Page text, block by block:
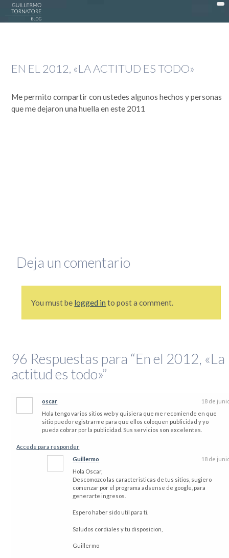
DATTATEC / DONWEB >
SEGUIME
EN EL 2012, «LA ACTITUD ES TODO»
Me permito compartir con ustedes algunos hechos y personas
que me dejaron una huella en este 2011
Deja un comentario
You must be logged in to post a comment.
96 Respuestas para “En el 2012, «La
actitud es todo»”
oscar
18 de
Hola tengo varios sitios web y quisiera que me recomiende en que
sitio puedo registrarme para que ellos coloquen publicidad y yo
pueda cobrar por la publicidad. Sus servicios son excelentes.
Accede para responder
Guillermo
18 de
Hola Oscar,
Descomozco las caracteristicas de tus sitios, sugiero
comenzar por el programa adsense de google, para
generarte ingresos.
Espero haber sido util para ti.
Saludos cordiales y tu disposicion,
Guillermo